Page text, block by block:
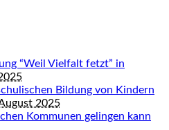
“Weil Vielfalt fetzt” in
Bildung von Kindern
2025
Kommunen gelingen kann